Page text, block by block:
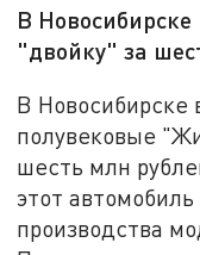
В
"двойку" за
В Новосибирске
полувековые
шесть млн
этот
производства